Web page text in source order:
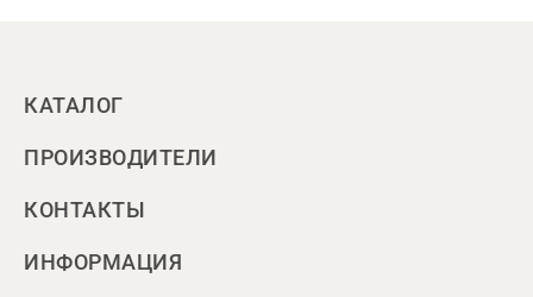
КАТАЛОГ
ПРОИЗВОДИТЕЛИ
КОНТАКТЫ
ИНФОРМАЦИЯ